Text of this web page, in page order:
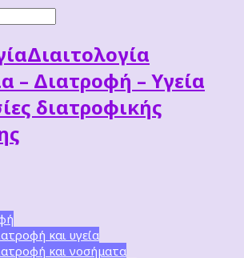
Διαιτoλογία
– Διατροφή – Υγεία
διατροφικής
και υγεία
και νοσήματα